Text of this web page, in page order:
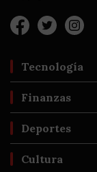
Tecnología
Finanzas
Deportes
Cultura